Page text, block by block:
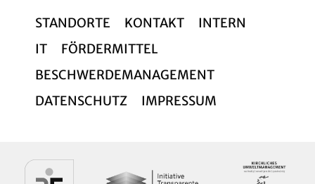
STANDORTE KONTAKT
INTERN
IT
FÖRDERMITTEL
BESCHWERDEMANAGEMENT
DATENSCHUTZ
IMPRESSUM